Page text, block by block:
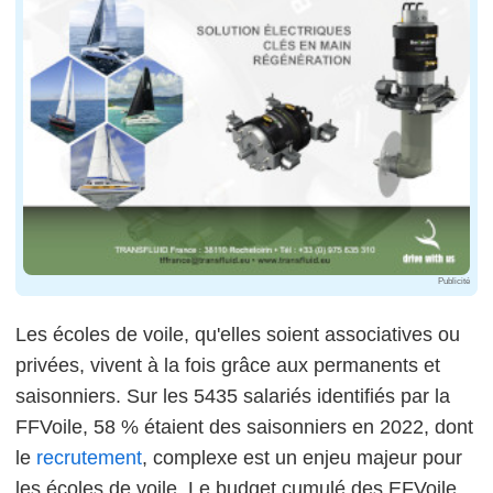
Publicité
Les écoles de voile, qu'elles soient associatives ou
privées, vivent à la fois grâce aux permanents et
saisonniers. Sur les 5435 salariés identifiés par la
FFVoile, 58 % étaient des saisonniers en 2022, dont
le recrutement, complexe est un enjeu majeur pour
les écoles de voile. Le budget cumulé des EFVoile